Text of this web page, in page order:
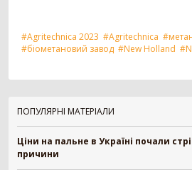
#Agritechnica 2023 #Agritechnica
#біометановий завод #New Holland
ПОПУЛЯРНІ МАТЕРІАЛИ
Ціни на пальне в Україні почали
причини